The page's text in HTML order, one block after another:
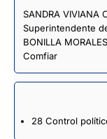
SANDRA VIVIANA
Superintendente
BONILLA
Comfiar
28 Control